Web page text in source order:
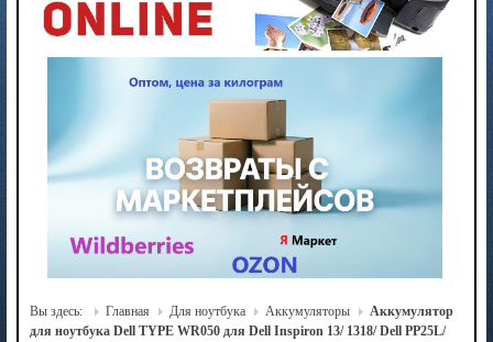
Вы здесь: Главная Для ноутбука Аккумуляторы
Аккумулятор
для ноутбука Dell TYPE WR050 для Dell Inspiron 13/ 1318/ Dell PP25L/